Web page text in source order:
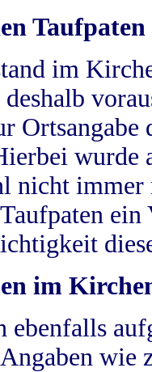
Taufpaten
im
wurde
nicht
im
wie